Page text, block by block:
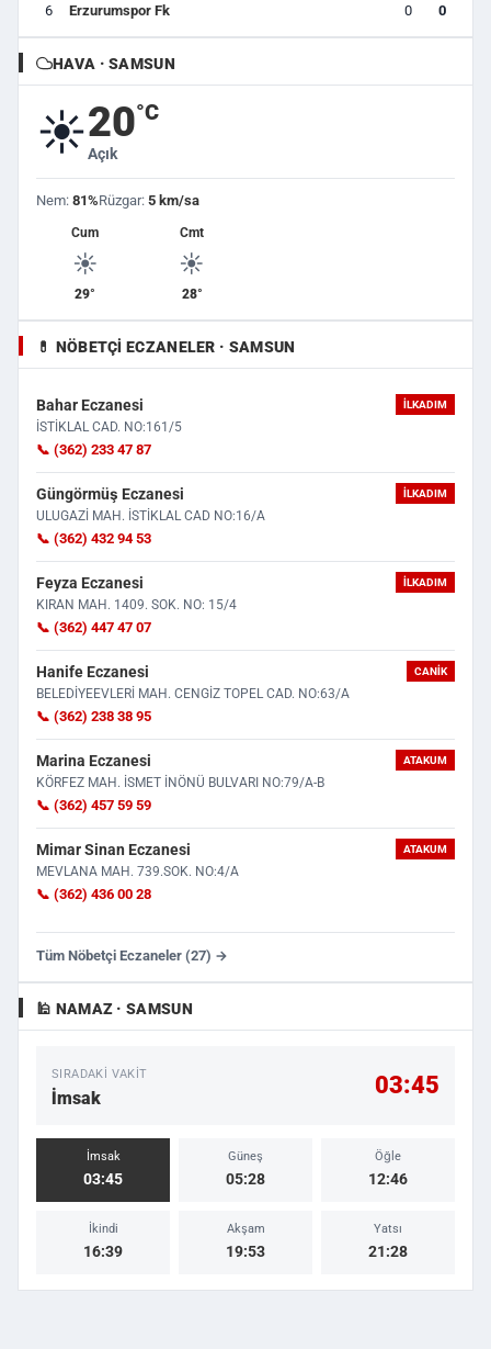
6 Erzurumspor Fk 0 0
HAVA · SAMSUN
☀️20°C
Açık
Nem: 81%Rüzgar: 5 km/sa
Cum
☀️
29°
Cmt
☀️
28°
💊 NÖBETÇI ECZANELER · SAMSUN
Bahar Eczanesi İLKADIM
İSTİKLAL CAD. NO:161/5
📞 (362) 233 47 87
Güngörmüş Eczanesi İLKADIM
ULUGAZİ MAH. İSTİKLAL CAD NO:16/A
📞 (362) 432 94 53
Feyza Eczanesi İLKADIM
KIRAN MAH. 1409. SOK. NO: 15/4
📞 (362) 447 47 07
Hanife Eczanesi CANIK
BELEDİYEEVLERİ MAH. CENGİZ TOPEL CAD. NO:63/A
📞 (362) 238 38 95
Marina Eczanesi ATAKUM
KÖRFEZ MAH. İSMET İNÖNÜ BULVARI NO:79/A-B
📞 (362) 457 59 59
Mimar Sinan Eczanesi ATAKUM
MEVLANA MAH. 739.SOK. NO:4/A
📞 (362) 436 00 28
Tüm Nöbetçi Eczaneler (27) →
🕌 NAMAZ · SAMSUN
SIRADAKI VAKIT
İmsak 03:45
İmsak
03:45
Güneş
05:28
Öğle
12:46
İkindi
16:39
Akşam
19:53
Yatsı
21:28